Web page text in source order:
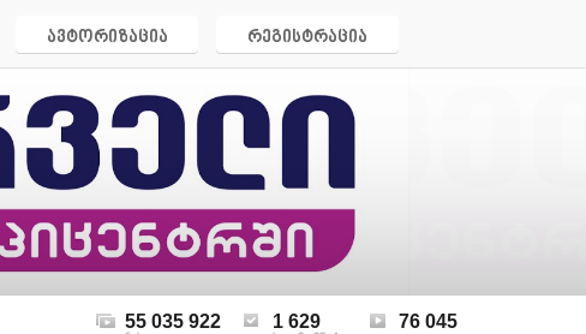
ავტორიზაცია რეგისტრაცია
55 035 922 1 629 76 045